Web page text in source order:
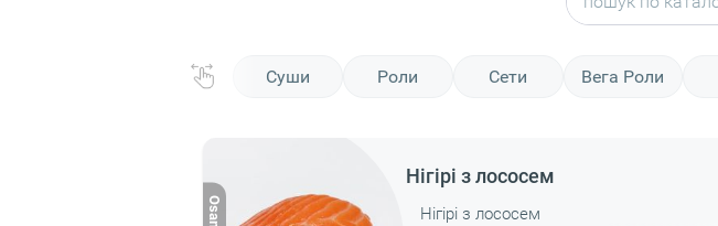
Суши Роли Сети Вега Роли
Нігірі з лососем
Нігірі з лососем